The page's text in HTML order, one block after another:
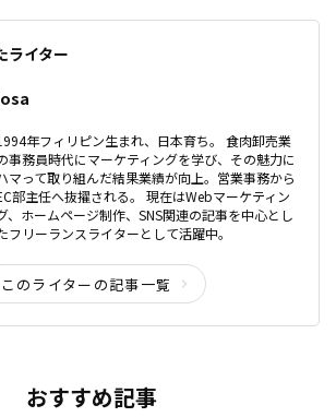
ライター
年フィリピン生まれ、日本育ち。 食肉卸売業
事務員時代にマーケティングを学び、その魅力に
マって取り組んだ結果業績が向上。営業事務から
部主任へ抜擢される。 現在はWebマーケティン
、ホームページ制作、SNS関連の記事を中心とし
フリーランスライターとして活躍中。
このライターの記事一覧
おすすめ記事